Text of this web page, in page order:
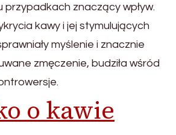
przypadkach znaczący wpływ.
kawy i jej stymulujących
myślenie i znacznie
zmęczenie, budziła wśród
o kawie